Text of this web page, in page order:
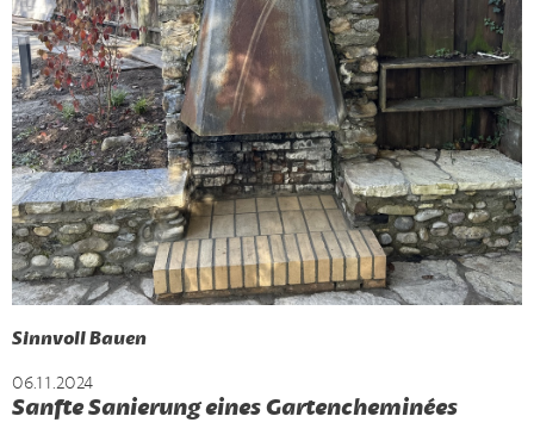
Sinnvoll Bauen
06.11.2024
Sanfte Sanierung eines Gartencheminées